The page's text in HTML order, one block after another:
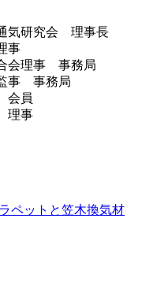
気研究会 理事長
事
会理事 事務局
事 事務局
会員
理事
ペットと笠木換気材